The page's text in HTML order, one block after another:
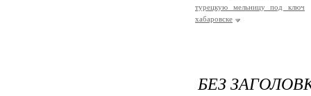
турецкую мельницу под ключ
хабаровске
БЕЗ